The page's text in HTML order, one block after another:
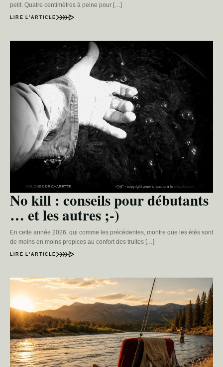
petit. Quatre centimètres à peine pour […]
LIRE L’ARTICLE
No kill : conseils pour débutants
… et les autres ;-)
En cette année 2026, qui comme les précédentes, montre que les étés sont
de moins en moins propices au confort des truites […]
LIRE L’ARTICLE